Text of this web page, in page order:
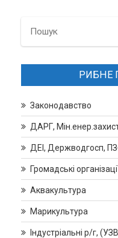
РИБНЕ
Законодавство
ДАРГ,
ДЕІ, Держводгосп,
Громадські
Аквакультура
Марикультура
Індустріальні р/г,